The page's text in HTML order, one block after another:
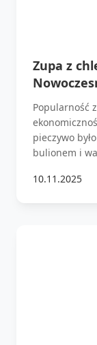
Zupa z
Popularność
pieczywo
bulionem i
10.11.2025